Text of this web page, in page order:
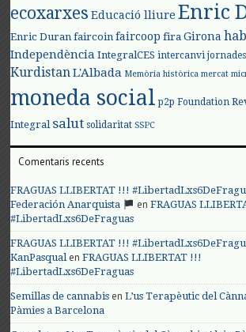
ecoxarxes Educació lliure Enric
Enric Duran faircoin faircoop fira Girona
Independència IntegralCES intercanvi
KurdistanL'Albada Memòria històrica mercat
moneda social p2p Foundation
Integral salut solidaritat SSPC
Comentaris recents
FRAGUAS LLIBERTAT !!!
Federación Anarquista
enFRAGUAS
#LibertadLxs6DeFraguas
FRAGUAS LLIBERTAT !!!
KanPasqualenFRAGUAS LLIBERTAT !!!
#LibertadLxs6DeFraguas
Semillas de cannabis enL’us Terapèutic del
Pàmies a Barcelona